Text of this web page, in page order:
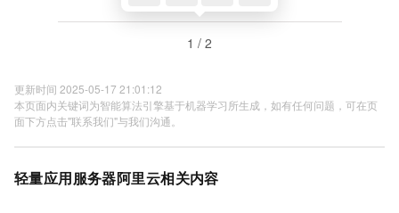
1 / 2
更新时间 2025-05-17 21:01:12
本页面内关键词为智能算法引擎基于机器学习所生成，如有任何问题，可在页
面下方点击"联系我们"与我们沟通。
轻量应用服务器阿里云相关内容